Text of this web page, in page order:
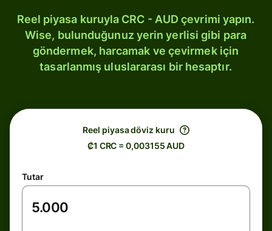
Reel piyasa kuruyla CRC - AUD çevrimi yapın.
Wise, bulunduğunuz yerin yerlisi gibi para
göndermek, harcamak ve çevirmek için
tasarlanmış uluslararası bir hesaptır.
Reel piyasa döviz kuru
₡1 CRC = 0,003155 AUD
Tutar